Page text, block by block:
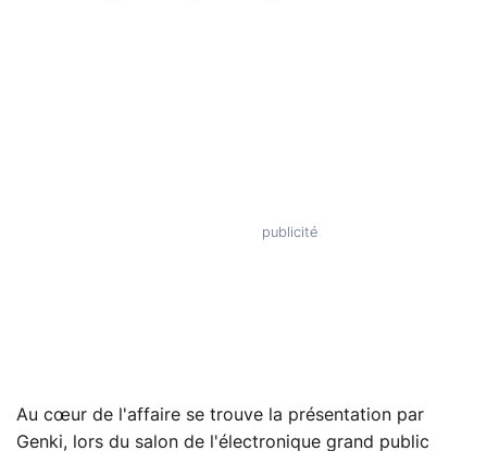
Au cœur de l'affaire se trouve la présentation par
Genki, lors du salon de l'électronique grand public